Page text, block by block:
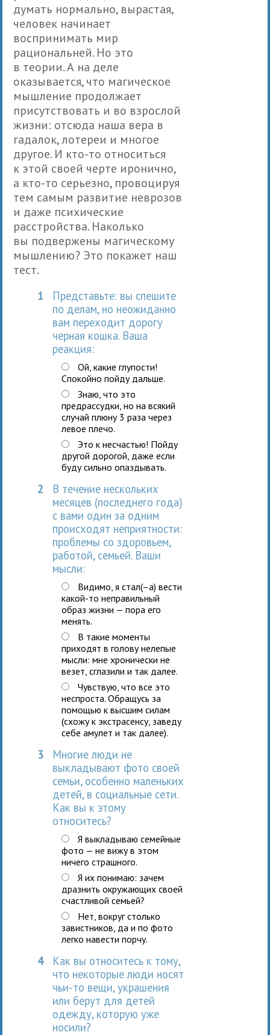
думать нормально, вырастая,
человек начинает
воспринимать мир
рациональней. Но это
в теории. А на деле
оказывается, что магическое
мышление продолжает
присутствовать и во взрослой
жизни: отсюда наша вера в
гадалок, лотереи и многое
другое. И кто-то относиться
к этой своей черте иронично,
а кто-то серьезно, провоцируя
тем самым развитие неврозов
и даже психические
расстройства. Наколько
вы подвержены магическому
мышлению? Это покажет наш
тест.
1
Представьте: вы спешите
по делам, но неожиданно
вам переходит дорогу
черная кошка. Ваша
реакция:
Ой, какие глупости!
Спокойно пойду дальше.
Знаю, что это
предрассудки, но на всякий
случай плюну 3 раза через
левое плечо.
Это к несчастью! Пойду
другой дорогой, даже если
буду сильно опаздывать.
2
В течение нескольких
месяцев (последнего года)
с вами один за одним
происходят неприятности:
проблемы со здоровьем,
работой, семьей. Ваши
мысли:
Видимо, я стал(–а) вести
какой-то неправильный
образ жизни — пора его
менять.
В такие моменты
приходят в голову нелепые
мысли: мне хронически не
везет, сглазили и так далее.
Чувствую, что все это
неспроста. Обращусь за
помощью к высшим силам
(схожу к экстрасенсу, заведу
себе амулет и так далее).
3
Многие люди не
выкладывают фото своей
семьи, особенно маленьких
детей, в социальные сети.
Как вы к этому
относитесь?
Я выкладываю семейные
фото — не вижу в этом
ничего страшного.
Я их понимаю: зачем
дразнить окружающих своей
счастливой семьей?
Нет, вокруг столько
завистников, да и по фото
легко навести порчу.
4
Как вы относитесь к тому,
что некоторые люди носят
чьи-то вещи, украшения
или берут для детей
одежду, которую уже
носили?